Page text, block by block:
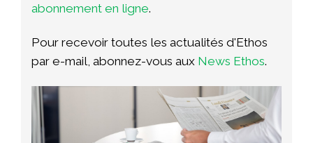
abonnement en ligne.
Pour recevoir toutes les actualités d'Ethos
par e-mail, abonnez-vous aux News Ethos.